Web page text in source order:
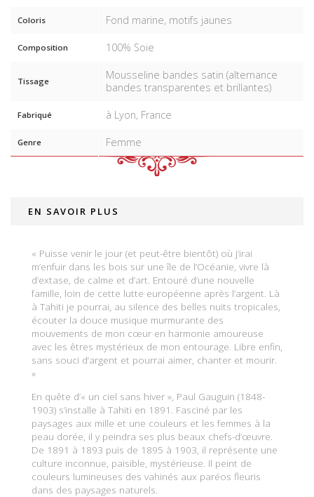
Coloris Fond marine, motifs jaunes
Composition 100% Soie
Tissage
Mousseline bandes satin (alternance
bandes transparentes et brillantes)
Fabriqué à Lyon, France
Genre Femme
EN SAVOIR PLUS
« Puisse venir le jour (et peut-être bientôt) où j’irai
m’enfuir dans les bois sur une île de l’Océanie, vivre là
d’extase, de calme et d’art. Entouré d’une nouvelle
famille, loin de cette lutte européenne après l’argent. Là
à Tahiti je pourrai, au silence des belles nuits tropicales,
écouter la douce musique murmurante des
mouvements de mon cœur en harmonie amoureuse
avec les êtres mystérieux de mon entourage. Libre enfin,
sans souci d’argent et pourrai aimer, chanter et mourir.
»
En quête d’« un ciel sans hiver », Paul Gauguin (1848-
1903) s’installe à Tahiti en 1891. Fasciné par les
paysages aux mille et une couleurs et les femmes à la
peau dorée, il y peindra ses plus beaux chefs-d’œuvre.
De 1891 à 1893 puis de 1895 à 1903, il représente une
culture inconnue, paisible, mystérieuse. Il peint de
couleurs lumineuses des vahinés aux paréos fleuris
dans des paysages naturels.